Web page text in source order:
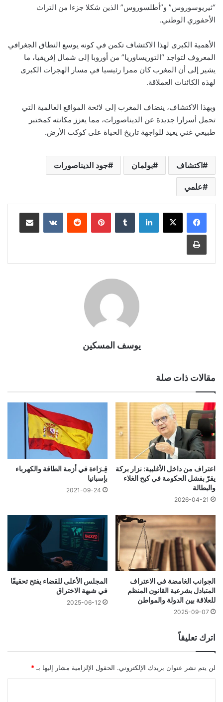
“ثيريوسوروس” و”أطلسوروس” الذين شكلا جزءا من التراث
الأحفوري الوطني.
الأهمية الكبرى لهذا الاكتشاف تكمن في كونه يوسع النطاق الجغرافي
المعروف لتواجد “التوريساوريا” من أوروبا إلى شمال إفريقيا، ما
يشير إلى أن المغرب كان ممرا رئيسيا في مسار الهجرات الكبرى
لهذه الكائنات العملاقة.
وبهذا الاكتشاف، ينضاف المغرب إلى لائحة المواقع العالمية التي
تحمل أسرارا جديدة عن الديناصورات، مما يعزز مكانته كمختبر
طبيعي غني يعيد للواجهة تاريخ الحياة على كوكب الأرض.
اكتشاف بولمان جود الديناصورات
علمي
لينكدإن بينتيريست مشاركة عبر البريد
طباعة
يوسف المسكين
مقالات ذات صلة
اعتراف من داخل الأغلبية: نزار بركة
يقرّ بفشل الحكومة في كبح الغلاء
والبطالة
2026-04-21
قِـرَاءة في أزمة الطاقة والكهرباء
بإسبانيا
2021-09-24
الجوانب الغامضة في الاعتراف
المتبادل بشرعية القانون المنظم
للعلاقة بين الدولة والمواطن
2025-09-07
المجلس الأعلى للقضاء يفتح تحقيقًا
في شبهة الاختراق
2025-06-12
اترك تعليقاً
لن يتم نشر عنوان بريدك الإلكتروني. الحقول الإلزامية مشار إليها بـ *